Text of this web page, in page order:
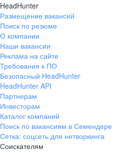
HeadHunter
Размещение вакансий
Поиск по резюме
О компании
Наши вакансии
Реклама на сайте
Требования к ПО
Безопасный HeadHunter
HeadHunter API
Партнерам
Инвесторам
Каталог компаний
Поиск по вакансиям в Семендере
Сетка: соцсеть для нетворкинга
Соискателям